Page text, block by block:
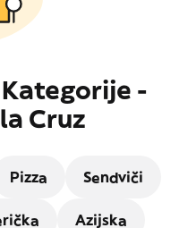
-
Cruz
Pizza Sendviči
Azijska